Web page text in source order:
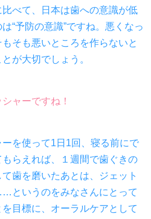
べて、日本は歯への意識が低
“予防の意識”ですね。悪くなっ
そも悪いところを作らないと
が大切でしょう。
ャーですね！
を使って1日1回、寝る前にで
らえれば、１週間で歯ぐきの
歯を磨いたあとは、ジェット
というのをみなさんにとって
目標に、オーラルケアとして